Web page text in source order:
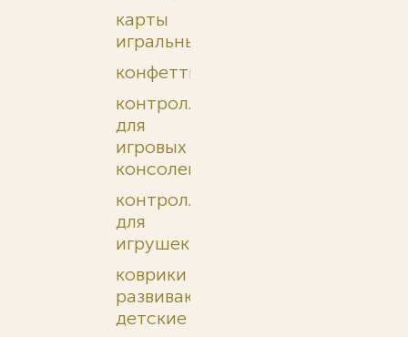
карты
игральные
конфетти
контроллеры
для
игровых
консолей
контроллеры
для
игрушек
коврики
развивающие
детские